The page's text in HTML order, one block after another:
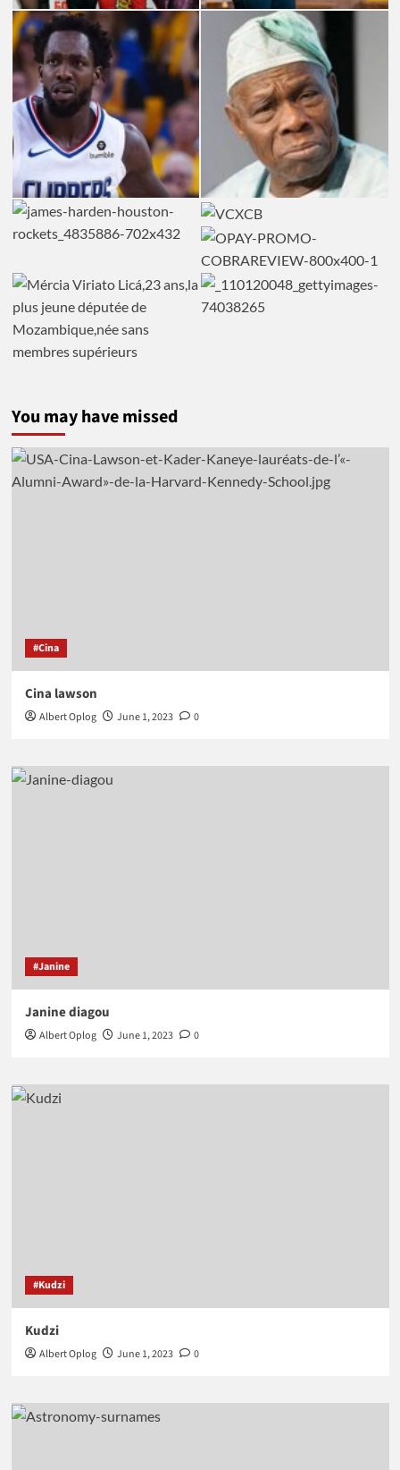
You may have missed
#Cina
Cina lawson
Albert Oplog June 1, 2023 0
#Janine
Janine diagou
Albert Oplog June 1, 2023 0
#Kudzi
Kudzi
Albert Oplog June 1, 2023 0